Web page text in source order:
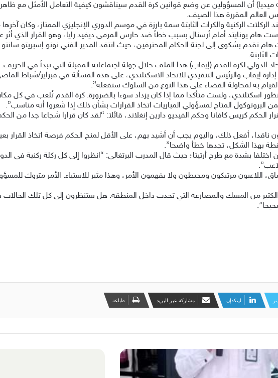
ميديا) أن المسؤولين عن وضع قوانين كرة القدم سيناقشون كيفية التعامل الأمثل مع
العالم المقررة هذا الصيف.
الركنية والكرات الثابتة سمة بارزة في موسم الدوري الإنجليزي الممتاز، وكان
هام يونايتد أمام أرسنال بسبب خطأ ضد حارس المرمى ديفيد رايا، وهو القرار الذي
تقدم بشكوى إلى لجنة الحكام المحترفين، حيث انتقد المدير الفني نونو إسبريتو سانتو
الثابتة.
لكرة القدم (إيفاب) هذا الملف خلال جولة اجتماعاته المقبلة التي تبدأ في الخريف.
إيفاب والرئيس التنفيذي للاتحاد الاسكتلندي، على هذه المسألة في فبراير/شباط
به لمحاولة القضاء على هذا النوع من السلوك سنفعله”.
اسكتلندي، ولست متأكدا مما إذا كان يزداد سوءا بالضرورة. كرة القدم تُلعب في كل
البروتوكول المتاح لمسؤولي المباريات اتخاذ القرارات بشأن ذلك إذا شعروا أنه مناسب”.
الحكم كريس كافانا وحكم الفيديو دارين إنغلاند، قائلا: “لقد كان قرارا شجاعا جدا من
أفعل ذلك، واليوم يجب أن أشيد بهم، على الأقل لمنح الحكم فرصة اتخاذ القرار
بهذا الشكل، تجدها خطأ واضحا”.
اختلفا بشدة مع طرح أرتيتا؛ حيث قال المدرب البرتغالي: “انظروا إلى كل ركلة ركنية في
اللاعبون مرتبكون ومحبطون ولا يفهمون الأمر، وهذا مثير للاستياء. الأمر متروك
من المسك والمصارعة التي تحدث داخل المنطقة. هل ستنظرون إلى كل تلك
لينكدإن مشاركة عبر البريد طباعة